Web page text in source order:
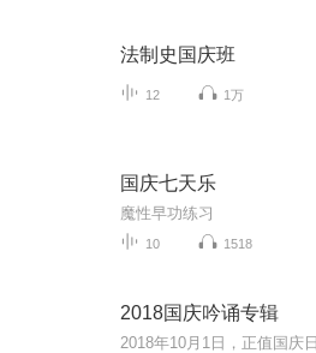
法制史国庆班
12 1万
国庆七天乐
魔性早功练习
10 1518
2018国庆吟诵专辑